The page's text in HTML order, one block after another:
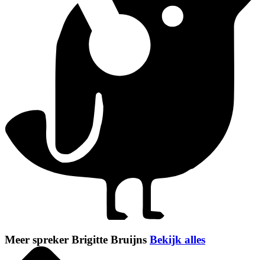
Meer spreker Brigitte Bruijns Bekijk alles